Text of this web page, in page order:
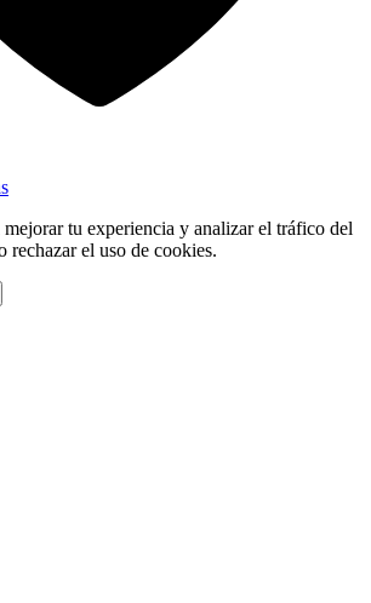
tu experiencia y analizar el tráfico del
rechazar el uso de cookies.